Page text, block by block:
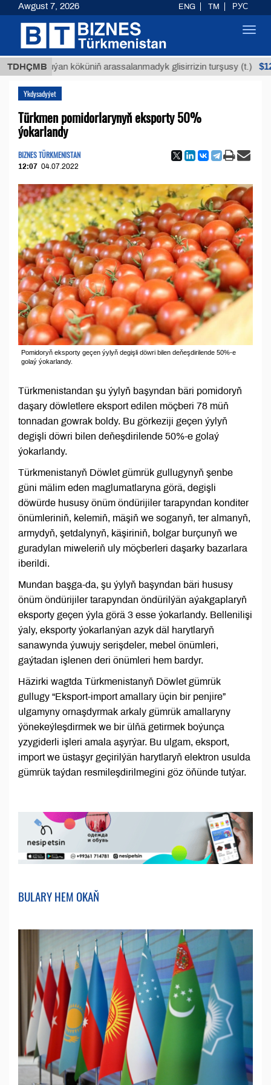
TDHÇMB
Buýan köküniň arassalanmadyk glisirrizin turşusy (t.) $12935,18
Ykdysadyýet
Türkmen pomidorlarynyň eksporty 50%
ýokarlandy
BIZNES TÜRKMENISTAN
12:07 04.07.2022
Pomidoryň eksporty geçen ýylyň degişli döwri bilen deňeşdirilende 50%-e
golaý ýokarlandy.
Türkmenistandan şu ýylyň başyndan bäri pomidoryň
daşary döwletlere eksport edilen möçberi 78 müň
tonnadan gowrak boldy. Bu görkeziji geçen ýylyň
degişli döwri bilen deňeşdirilende 50%-e golaý
ýokarlandy.
Türkmenistanyň Döwlet gümrük gullugynyň şenbe
güni mälim eden maglumatlaryna görä, degişli
döwürde hususy önüm öndürijiler tarapyndan konditer
önümleriniň, kelemiň, mäşiň we soganyň, ter almanyň,
armydyň, şetdalynyň, käşiriniň, bolgar burçunyň we
guradylan miweleriň uly möçberleri daşarky bazarlara
iberildi.
Mundan başga-da, şu ýylyň başyndan bäri hususy
önüm öndürijiler tarapyndan öndürilýän aýakgaplaryň
eksporty geçen ýyla görä 3 esse ýokarlandy. Bellenilişi
ýaly, eksporty ýokarlanýan azyk däl harytlaryň
sanawynda ýuwujy serişdeler, mebel önümleri,
gaýtadan işlenen deri önümleri hem bardyr.
Häzirki wagtda Türkmenistanyň Döwlet gümrük
gullugy “Eksport-import amallary üçin bir penjire”
ulgamyny ornaşdyrmak arkaly gümrük amallaryny
ýönekeýleşdirmek we bir ülňä getirmek boýunça
yzygiderli işleri amala aşyrýar. Bu ulgam, eksport,
import we üstaşyr geçirilýän harytlaryň elektron usulda
gümrük taýdan resmileşdirilmegini göz öňünde tutýar.
BULARY HEM OKAŇ
Awgust 7, 2026 ENG TM РУС